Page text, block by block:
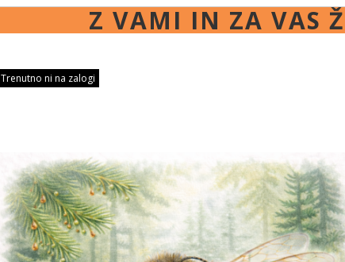
Z VAMI IN ZA VAS
Trenutno ni na zalogi